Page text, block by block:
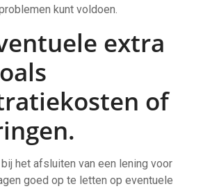
kunt voldoen.
extra
of
het afsluiten van een lening voor
goed op te letten op eventuele